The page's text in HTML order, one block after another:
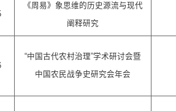
《周易》象思维的历史源流与现代
阐释研究
“中国古代农村治理”学术研讨会暨
中国农民战争史研究会年会